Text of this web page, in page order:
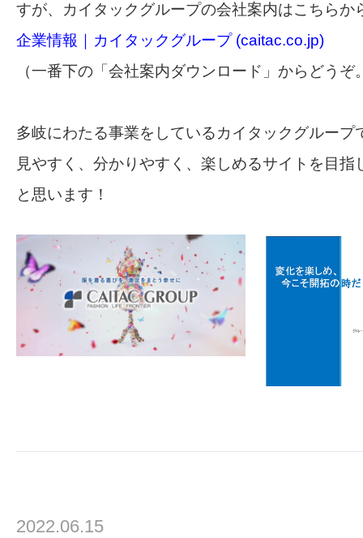
すが、カイタックグループの会社案内はこちらか
企業情報｜カイタックグループ (caitac.co.jp)
（一番下の「会社案内ダウンロード」からどうぞ
多岐にわたる事業をしているカイタックグループ
見やすく、分かりやすく、楽しめるサイトを目指
と思います！
2022.06.15